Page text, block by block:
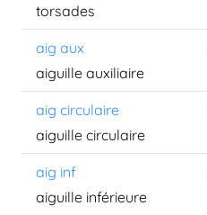
torsades
aig aux
aiguille auxiliaire
aig circulaire
aiguille circulaire
aig inf
aiguille inférieure